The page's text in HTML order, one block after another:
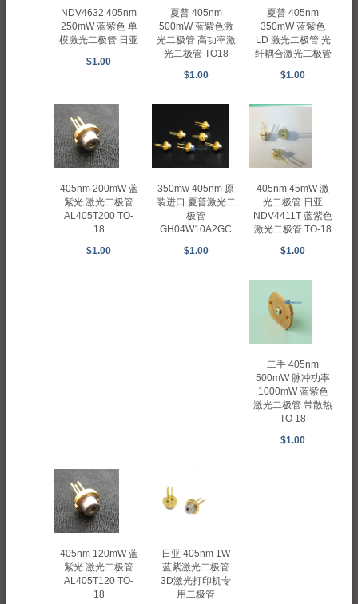
NDV4632 405nm
250mW 蓝紫色 单
模激光二极管 日亚
$1.00
夏普 405nm
500mW 蓝紫色激
光二极管 高功率激
光二极管 TO18
$1.00
夏普 405nm
350mW 蓝紫色
LD 激光二极管 光
纤耦合激光二极管
$1.00
405nm 200mW 蓝
紫光 激光二极管
AL405T200 TO-
18
$1.00
350mw 405nm 原
装进口 夏普激光二
极管
GH04W10A2GC
$1.00
405nm 45mW 激
光二极管 日亚
NDV4411T 蓝紫色
激光二极管 TO-18
$1.00
二手 405nm
500mW 脉冲功率
1000mW 蓝紫色
激光二极管 带散热
TO 18
$1.00
405nm 120mW 蓝
紫光 激光二极管
AL405T120 TO-
18
日亚 405nm 1W
蓝紫激光二极管
3D激光打印机专
用二极管